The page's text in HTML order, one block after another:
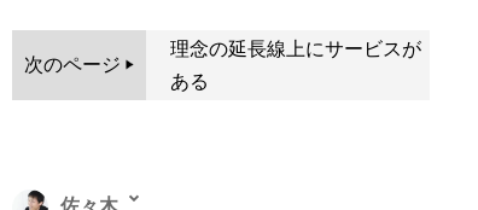
次のページ
理念の延長線上にサービスが
ある
佐々木